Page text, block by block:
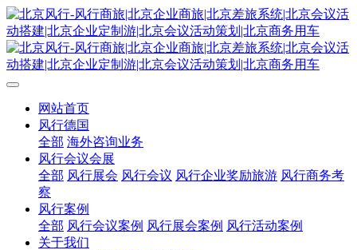
网站首页
风行德国
全部 海外咨询业务
风行会议会展
全部 风行展会 风行会议 风行企业奖励旅游 风行商务考
察
风行案例
全部 风行会议案例 风行展会案例 风行活动案例
关于我们